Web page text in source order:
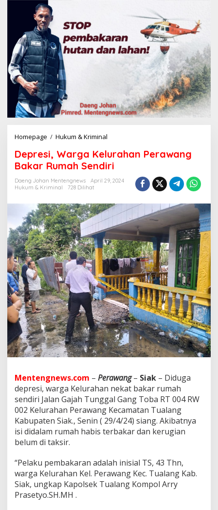
Homepage / Hukum & Kriminal
p
r
e
s
W
a
g
a
K
e
u
r
a
h
a
n
P
e
r
a
a
n
g
B
a
k
a
r
m
a
h
S
Depresi, Warga Kelurahan Perawang
Bakar Rumah Sendiri
Daeng Johan Mentengnews
April 29, 2024
Hukum & Kriminal
728 Dilihat
Mentengnews.com – Perawang– Siak – Diduga
depresi, warga Kelurahan nekat bakar rumah
sendiri Jalan Gajah Tunggal Gang Toba RT 004 RW
002 Kelurahan Perawang Kecamatan Tualang
Kabupaten Siak., Senin ( 29/4/24) siang. Akibatnya
isi didalam rumah habis terbakar dan kerugian
belum di taksir.
“Pelaku pembakaran adalah inisial TS, 43 Thn,
warga Kelurahan Kel. Perawang Kec. Tualang Kab.
Siak, ungkap Kapolsek Tualang Kompol Arry
Prasetyo.SH.MH .